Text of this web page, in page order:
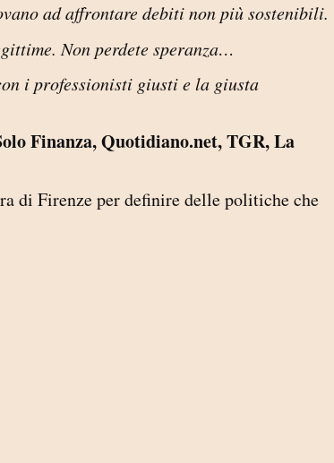
ad affrontare debiti non più sostenibili.
Non perdete speranza…
i professionisti giusti e la giusta
Finanza, Quotidiano.net, TGR, La
di Firenze per definire delle politiche che